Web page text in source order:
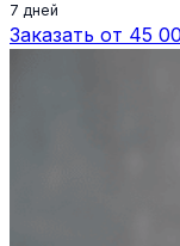
7 дней
Заказать от 45